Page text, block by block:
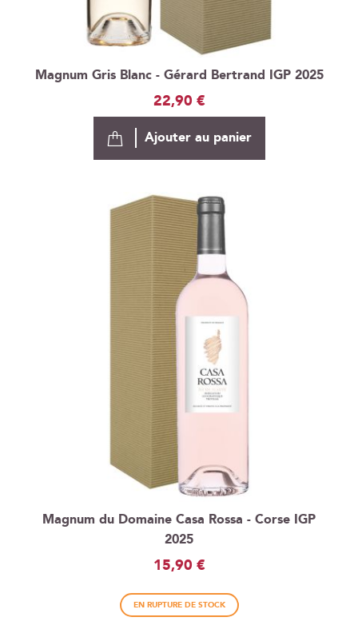
Magnum Gris Blanc - Gérard Bertrand IGP 2025
22,90 €
Ajouter au panier
Magnum du Domaine Casa Rossa - Corse IGP
2025
15,90 €
EN RUPTURE DE STOCK